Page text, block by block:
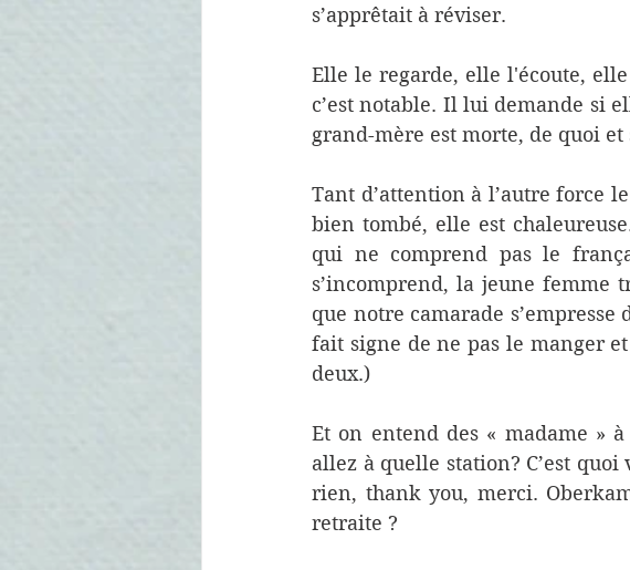
s’apprêtait à réviser.
Elle le regarde, elle l'écoute,
c’est notable. Il lui demande si
grand-mère est morte, de quoi
Tant d’attention à l’autre force
bien tombé, elle est
qui ne comprend pas le
s’incomprend, la jeune femme
que notre camarade
fait signe de ne pas le manger
deux.)
Et on entend des « madame » à
allez à quelle station? C’est
rien, thank you, merci.
retraite ?